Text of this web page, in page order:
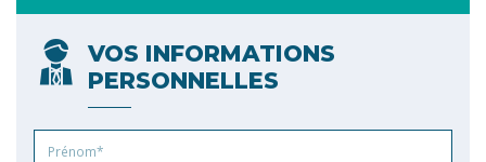
VOS INFORMATIONS
PERSONNELLES